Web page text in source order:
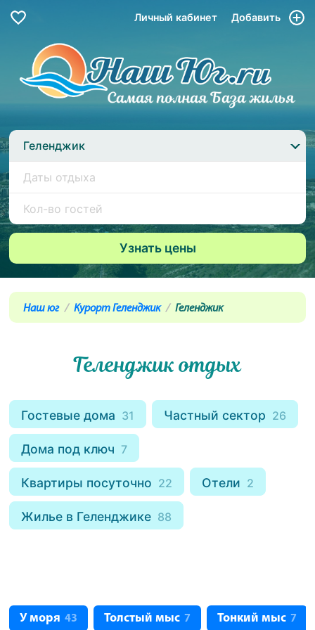
Личный кабинет Добавить
Геленджик
Наш юг Курорт Геленджик Геленджик
Геленджик отдых
Гостевые дома 31 Частный сектор 26
Дома под ключ 7
Квартиры посуточно 22 Отели 2
Жилье в Геленджике 88
У моря 43 Толстый мыс 7 Тонкий мыс 7